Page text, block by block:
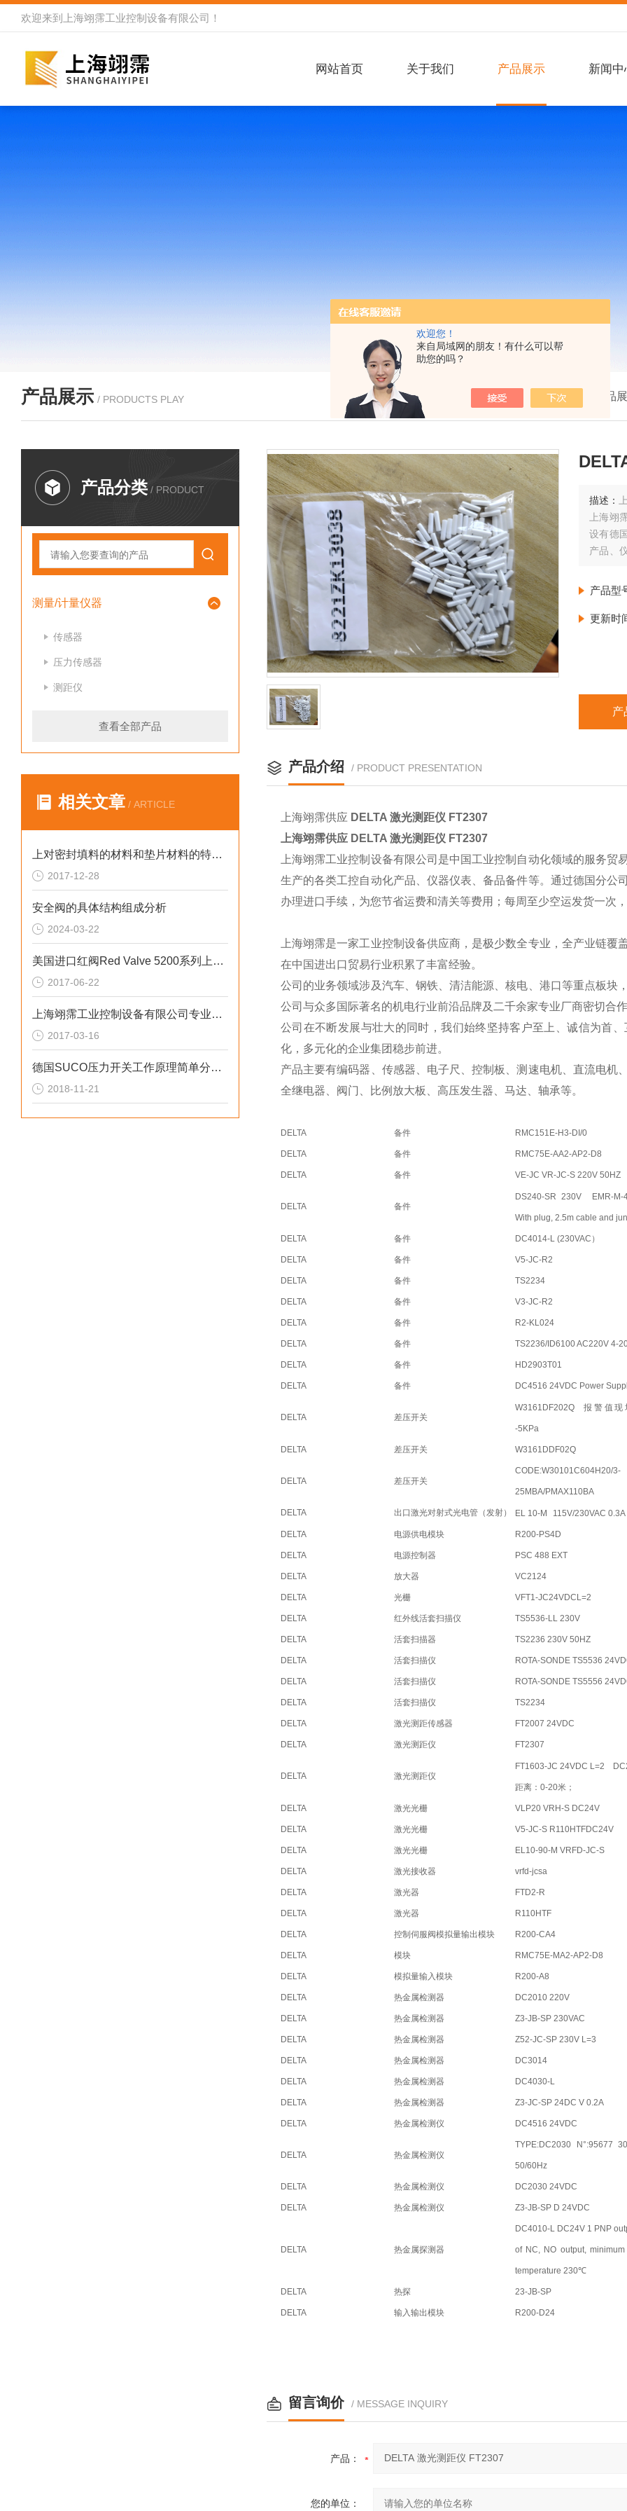
欢迎您！
来自局域网的朋友！有什么可以帮
助您的吗？
欢迎来到 上海翊霈工业控制设备有限公司 ！
网站首页 关于我们 产品展示 新闻中
产品展示 / PRODUCTS PLAY 我的位置：首页 产品
产品分类 / PRODUCT
测量/计量仪器
传感器
压力传感器
测距仪
查看全部产品
相关文章 / ARTICLE
上对密封填料的材料和垫片材料的特殊规定
2017-12-28
安全阀的具体结构组成分析
2024-03-22
美国进口红阀Red Valve 5200系列上海富肯供应
2017-06-22
上海翊霈工业控制设备有限公司专业维修安全阀技术篇（3）
2017-03-16
德国SUCO压力开关工作原理简单分析说明讨论
2018-11-21
描述：
上海翊
设有德
产品、
每周至
产品型
更新时
产
产品介绍 / PRODUCT PRESENTATION
上海翊霈供应 DELTA 激光测距仪 FT2307
上海翊霈供应 DELTA 激光测距仪 FT2307
上海翊霈工业控制设备有限公司是中国工业控制自动化领域的服务
生产的各类工控自动化产品、仪器仪表、备品备件等。通过德国分公
办理进口手续，为您节省运费和清关等费用；每周至少空运发货一次，
上海翊霈是一家工业控制设备供应商，是极少数全专业，全产业链覆
在中国进出口贸易行业积累了丰富经验。
公司的业务领域涉及汽车、钢铁、清洁能源、核电、港口等重点板块
公司与众多国际著名的机电行业前沿品牌及二千余家专业厂商密切合作
公司在不断发展与壮大的同时，我们始终坚持客户至上、诚信为首
化，多元化的企业集团稳步前进。
产品主要有编码器、传感器、电子尺、控制板、测速电机、直流电机
全继电器、阀门、比例放大板、高压发生器、马达、轴承等。
DELTA 备件 RMC151E-H3-DI/0
DELTA 备件 RMC75E-AA2-AP2-D8
DELTA 备件 VE-JC VR-JC-S 220V 50HZ
DELTA 备件
DS240-SR 230V EMR-
With plug, 2.5m cable and
DELTA 备件 DC4014-L (230VAC）
DELTA 备件 V5-JC-R2
DELTA 备件 TS2234
DELTA 备件 V3-JC-R2
DELTA 备件 R2-KL024
DELTA 备件 TS2236/ID6100 AC220V 4-
DELTA 备件 HD2903T01
DELTA 备件 DC4516 24VDC Power
DELTA 差压开关
W3161DF202Q 报警值现
-5KPa
DELTA 差压开关 W3161DDF02Q
DELTA 差压开关
CODE:W30101C604H20/3-
25MBA/PMAX110BA
DELTA 出口激光对射式光电管（发射） EL 10-M 115V/230VAC 0.3A
DELTA 电源供电模块 R200-PS4D
DELTA 电源控制器 PSC 488 EXT
DELTA 放大器 VC2124
DELTA 光栅 VFT1-JC24VDCL=2
DELTA 红外线活套扫描仪 TS5536-LL 230V
DELTA 活套扫描器 TS2236 230V 50HZ
DELTA 活套扫描仪 ROTA-SONDE TS5536
DELTA 活套扫描仪 ROTA-SONDE TS5556
DELTA 活套扫描仪 TS2234
DELTA 激光测距传感器 FT2007 24VDC
DELTA 激光测距仪 FT2307
DELTA 激光测距仪
FT1603-JC 24VDC L=2
距离：0-20米；
DELTA 激光光栅 VLP20 VRH-S DC24V
DELTA 激光光栅 V5-JC-S R110HTFDC24V
DELTA 激光光栅 EL10-90-M VRFD-JC-S
DELTA 激光接收器 vrfd-jcsa
DELTA 激光器 FTD2-R
DELTA 激光器 R110HTF
DELTA 控制伺服阀模拟量输出模块 R200-CA4
DELTA 模块 RMC75E-MA2-AP2-D8
DELTA 模拟量输入模块 R200-A8
DELTA 热金属检测器 DC2010 220V
DELTA 热金属检测器 Z3-JB-SP 230VAC
DELTA 热金属检测器 Z52-JC-SP 230V L=3
DELTA 热金属检测器 DC3014
DELTA 热金属检测器 DC4030-L
DELTA 热金属检测器 Z3-JC-SP 24DC V 0.2A
DELTA 热金属检测仪 DC4516 24VDC
DELTA 热金属检测仪
TYPE:DC2030 N°:95677
50/60Hz
DELTA 热金属检测仪 DC2030 24VDC
DELTA 热金属检测仪 Z3-JB-SP D 24VDC
DELTA 热金属探测器
DC4010-L DC24V 1 PNP
of NC, NO output, minimum
temperature 230℃
DELTA 热探 23-JB-SP
DELTA 输入输出模块 R200-D24
留言询价 / MESSAGE INQUIRY
产品：
您的单位：